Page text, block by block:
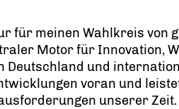
für meinen Wahlkreis von
Motor für Innovation,
und
voran und
unserer Zeit.